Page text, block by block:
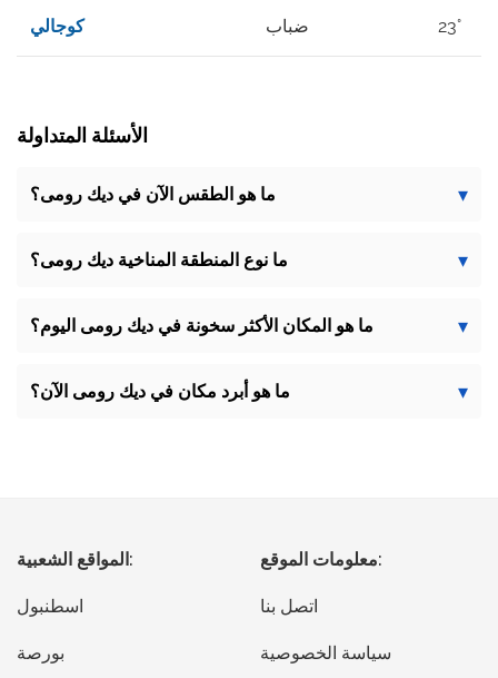
كوجالي ضباب 23°
الأسئلة المتداولة
ما هو الطقس الآن في ديك رومى؟
ما نوع المنطقة المناخية ديك رومى؟
ما هو المكان الأكثر سخونة في ديك رومى اليوم؟
ما هو أبرد مكان في ديك رومى الآن؟
المواقع الشعبية:
اسطنبول
بورصة
معلومات الموقع:
اتصل بنا
سياسة الخصوصية